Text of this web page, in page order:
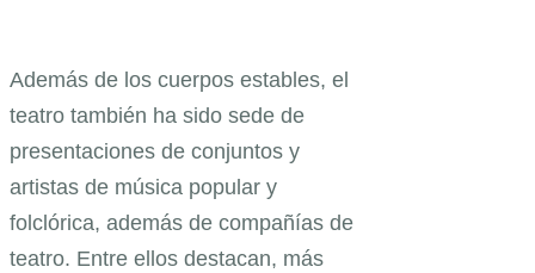
Además de los cuerpos estables, el
teatro también ha sido sede de
presentaciones de conjuntos y
artistas de música popular y
folclórica, además de compañías de
teatro. Entre ellos destacan, más